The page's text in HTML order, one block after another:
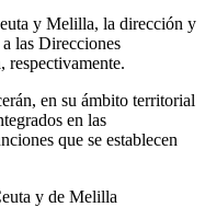
y Melilla, la dirección y
las Direcciones
respectivamente.
en su ámbito territorial
en las
que se establecen
y de Melilla